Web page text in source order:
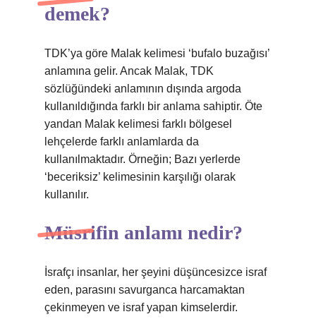
demek?
TDK’ya göre Malak kelimesi ‘bufalo buzağısı’
anlamına gelir. Ancak Malak, TDK
sözlüğündeki anlamının dışında argoda
kullanıldığında farklı bir anlama sahiptir. Öte
yandan Malak kelimesi farklı bölgesel
lehçelerde farklı anlamlarda da
kullanılmaktadır. Örneğin; Bazı yerlerde
‘beceriksiz’ kelimesinin karşılığı olarak
kullanılır.
Müsrifin anlamı nedir?
İsrafçı insanlar, her şeyini düşüncesizce israf
eden, parasını savurganca harcamaktan
çekinmeyen ve israf yapan kimselerdir.